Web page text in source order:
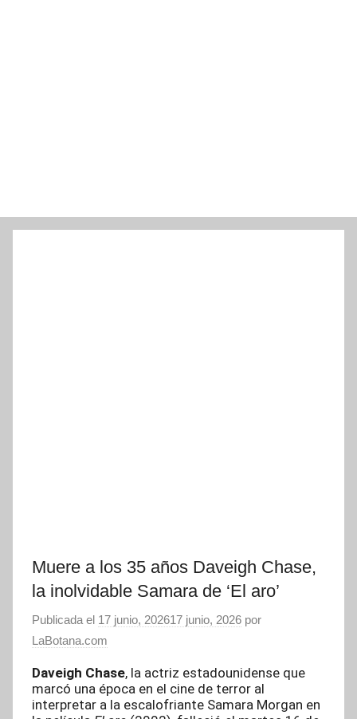
Muere a los 35 años Daveigh Chase,
la inolvidable Samara de ‘El aro’
Publicada el 17 junio, 202617 junio, 2026 por
LaBotana.com
Daveigh Chase, la actriz estadounidense que
marcó una época en el cine de terror al
interpretar a la escalofriante Samara Morgan en